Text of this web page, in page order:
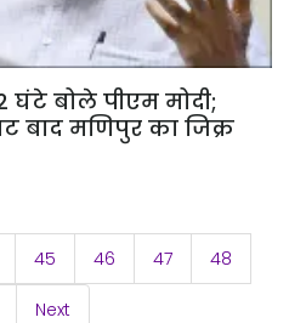
घंटे बोले पीएम मोदी;
बाद मणिपुर का जिक्र
45 46 47 48
Next